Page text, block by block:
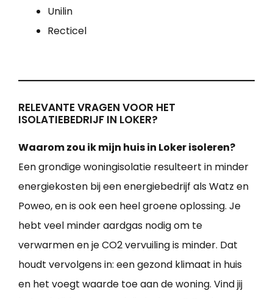
Unilin
Recticel
RELEVANTE VRAGEN VOOR HET
ISOLATIEBEDRIJF IN LOKER?
Waarom zou ik mijn huis in Loker isoleren?
Een grondige woningisolatie resulteert in minder
energiekosten bij een energiebedrijf als Watz en
Poweo, en is ook een heel groene oplossing. Je
hebt veel minder aardgas nodig om te
verwarmen en je CO2 vervuiling is minder. Dat
houdt vervolgens in: een gezond klimaat in huis
en het voegt waarde toe aan de woning. Vind jij